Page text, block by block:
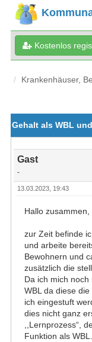
Kostenlos
Krankenhäuser,
Gehalt als WBL
Gast
-
13.03.2023, 19:43
Hallo zusammen,
zur Zeit befinde
und arbeite
Bewohnern und
zusätzlich die
Da ich mich
WBL da diese
ich eingestuft
dies nicht ganz
,,Lernprozess“,
Funktion als WBL.